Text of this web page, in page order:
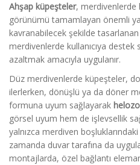
Ahşap küpeşteler, merdivenlerde
görünümü tamamlayan önemli
kavranabilecek şekilde
merdivenlerde kullanıcıya
azaltmak amacıyla uygulanır.
Düz merdivenlerde küpeşteler,
ilerlerken, dönüşlü ya da döner
formuna uyum sağlayarak
görsel uyum hem de işlevsellik
yalnızca merdiven
zamanda duvar tarafına da
montajlarda, özel bağlantı